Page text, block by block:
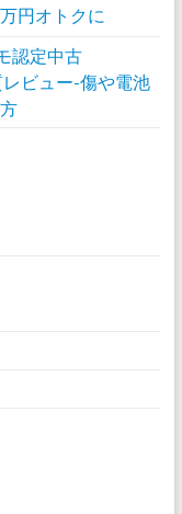
円オトクに
認定中古
ビュー-傷や電池